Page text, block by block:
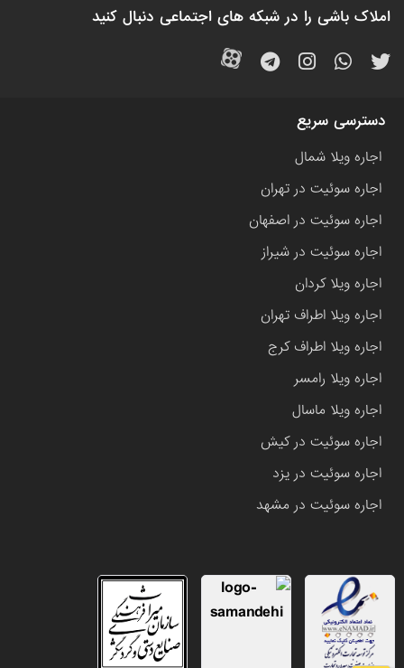
املاک باشی را در شبکه های اجتماعی دنبال کنید
دسترسی سریع
اجاره ویلا شمال
اجاره سوئیت در تهران
اجاره سوئیت در اصفهان
اجاره سوئیت در شیراز
اجاره ویلا کردان
اجاره ویلا اطراف تهران
اجاره ویلا اطراف کرج
اجاره ویلا رامسر
اجاره ویلا ماسال
اجاره سوئیت در کیش
اجاره سوئیت در یزد
اجاره سوئیت در مشهد